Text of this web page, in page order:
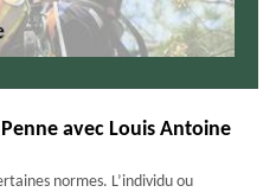
avec Louis Antoine
normes. L’individu ou